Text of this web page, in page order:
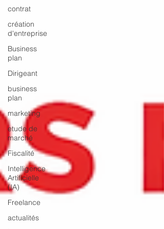
contrat
création
d'entreprise
Business
plan
Dirigeant
business
plan
marketing
etude de
marché
Fiscalité
Intelligence
Artificielle
(IA)
Freelance
actualités